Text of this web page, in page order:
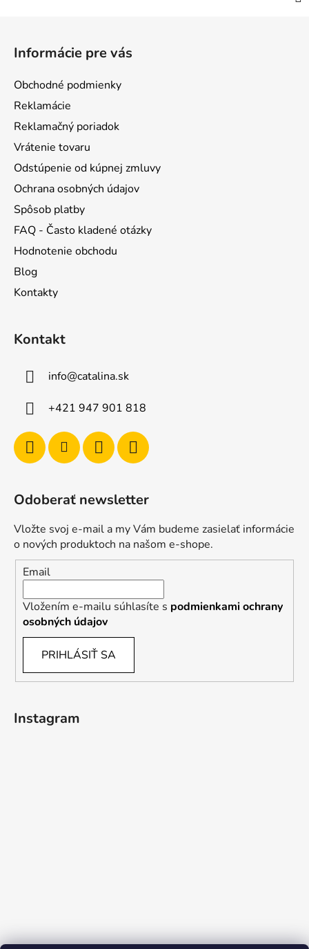
Informácie pre vás
Obchodné podmienky
Reklamácie
Reklamačný poriadok
Vrátenie tovaru
Odstúpenie od kúpnej zmluvy
Ochrana osobných údajov
Spôsob platby
FAQ - Často kladené otázky
Hodnotenie obchodu
Blog
Kontakty
Kontakt
info@catalina.sk
+421 947 901 818
Odoberať newsletter
Vložte svoj e-mail a my Vám budeme zasielať informácie
o nových produktoch na našom e-shope.
Email
Vložením e-mailu súhlasíte s podmienkami ochrany
osobných údajov
PRIHLÁSIŤ SA
Instagram